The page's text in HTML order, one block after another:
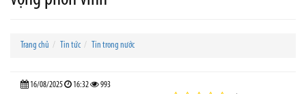
Trang chủ Tin tức Tin trong nước
16/08/2025 16:32 993